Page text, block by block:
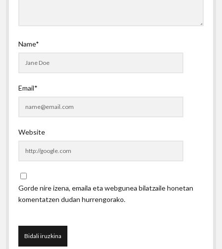
Name*
Email*
Website
Gorde nire izena, emaila eta webgunea bilatzaile honetan
komentatzen dudan hurrengorako.